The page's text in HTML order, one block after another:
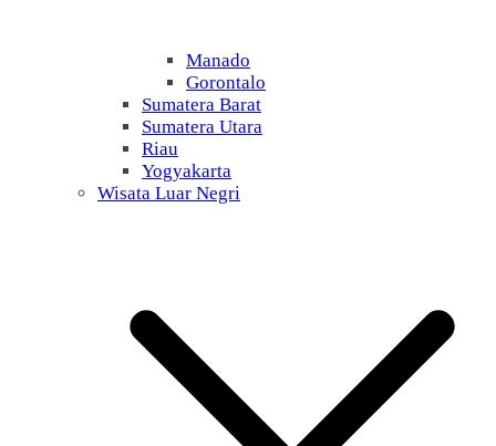
Manado
Gorontalo
Sumatera Barat
Sumatera Utara
Riau
Yogyakarta
Wisata Luar Negri